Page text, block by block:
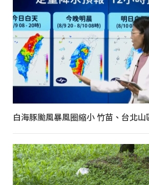
白海豚颱風暴風圈縮小 竹苗、台北山